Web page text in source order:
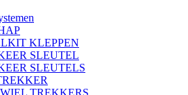
KLEPPEN
SLEUTEL
SLEUTELS